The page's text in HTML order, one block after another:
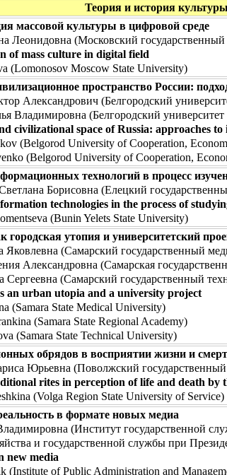
Теория и история
массовой культуры в цифровой среде
Леонидовна (Московский
of mass culture in digital field
(Lomonosov Moscow State University)
пространство России:
Александрович (Белгородский
Владимировна (Белгородский
civilizational space of Russia: approaches
(Belgorod University of Cooperation,
(Belgorod University of Cooperation,
технологий в процесс
Борисовна (Елецкий
technologies in the process of
(Bunin Yelets State University)
городская утопия и университетский
Яковлевна (Самарский государственный
Александровна (Самарская
Сергеевна (Самарский государственный
an urban utopia and a university project
(Samara State Medical University)
(Samara State Regional Academy)
(Samara State Technical University)
обрядов в восприятии жизни и
Юрьевна (Поволжский государственный
rites in perception of life and death by
(Volga Region State University of Service)
в формате новых медиа
(Институт государственной
и государственной службы при
new media
(Institute of Public Administration and